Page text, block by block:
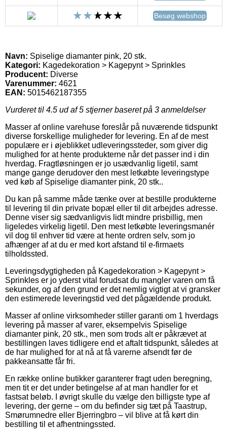
Besøg webshop
Navn: Spiselige diamanter pink, 20 stk.
Kategori: Kagedekoration > Kagepynt > Sprinkles
Producent: Diverse
Varenummer: 4621
EAN: 5015462187355
Vurderet til 4.5 ud af 5 stjerner baseret på 3 anmeldelser
Masser af online varehuse foreslår på nuværende tidspunkt
diverse forskellige muligheder for levering. En af de mest
populære er i øjeblikket udleveringssteder, som giver dig
mulighed for at hente produkterne når det passer ind i din
hverdag. Fragtløsningen er jo usædvanlig ligetil, samt
mange gange derudover den mest letkøbte leveringstype
ved køb af Spiselige diamanter pink, 20 stk..
Du kan på samme måde tænke over at bestille produkterne
til levering til din private bopæl eller til dit arbejdes adresse.
Denne viser sig sædvanligvis lidt mindre prisbillig, men
ligeledes virkelig ligetil. Den mest letkøbte leveringsmanér
vil dog til enhver tid være at hente ordren selv, som jo
afhænger af at du er med kort afstand til e-firmaets
tilholdssted.
Leveringsdygtigheden på Kagedekoration > Kagepynt >
Sprinkles er jo yderst vital forudsat du mangler varen om få
sekunder, og af den grund er det nemlig vigtigt at vi gransker
den estimerede leveringstid ved det pågældende produkt.
Masser af online virksomheder stiller garanti om 1 hverdags
levering på masser af varer, eksempelvis Spiselige
diamanter pink, 20 stk., men som trods alt er påkrævet at
bestillingen laves tidligere end et aftalt tidspunkt, således at
de har mulighed for at nå at få varerne afsendt før de
pakkeansatte får fri.
En række online butikker garanterer fragt uden beregning,
men tit er det under betingelse af at man handler for et
fastsat beløb. I øvrigt skulle du vælge den billigste type af
levering, der gerne – om du befinder sig tæt på Taastrup,
Smørumnedre eller Bjerringbro – vil blive at få kørt din
bestilling til et afhentningssted.